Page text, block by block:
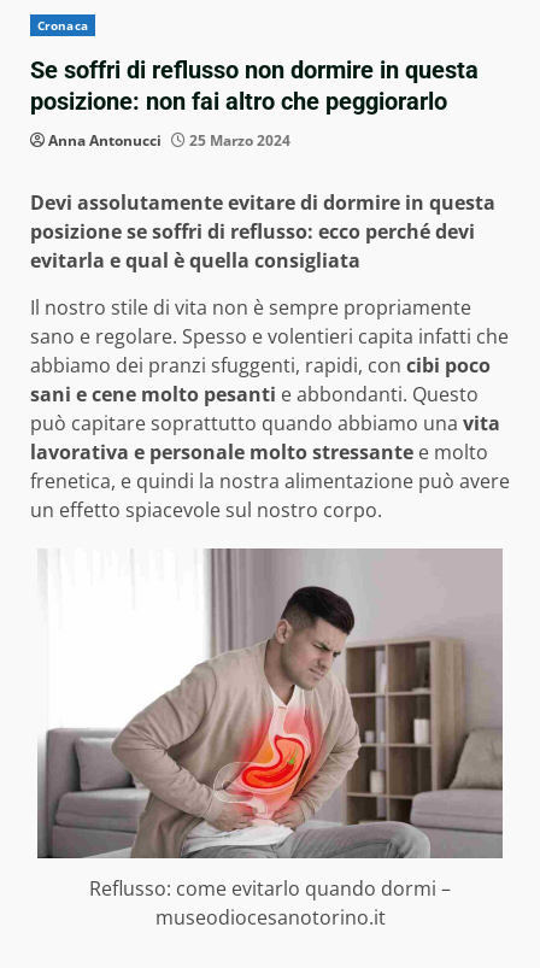
Cronaca
Se soffri di reflusso non dormire in questa
posizione: non fai altro che peggiorarlo
Anna Antonucci 25 Marzo 2024
Devi assolutamente evitare di dormire in questa
posizione se soffri di reflusso: ecco perché devi
evitarla e qual è quella consigliata
Il nostro stile di vita non è sempre propriamente
sano e regolare. Spesso e volentieri capita infatti che
abbiamo dei pranzi sfuggenti, rapidi, con cibi poco
sani e cene molto pesanti e abbondanti. Questo
può capitare soprattutto quando abbiamo una vita
lavorativa e personale molto stressante e molto
frenetica, e quindi la nostra alimentazione può avere
un effetto spiacevole sul nostro corpo.
Reflusso: come evitarlo quando dormi –
museodiocesanotorino.it